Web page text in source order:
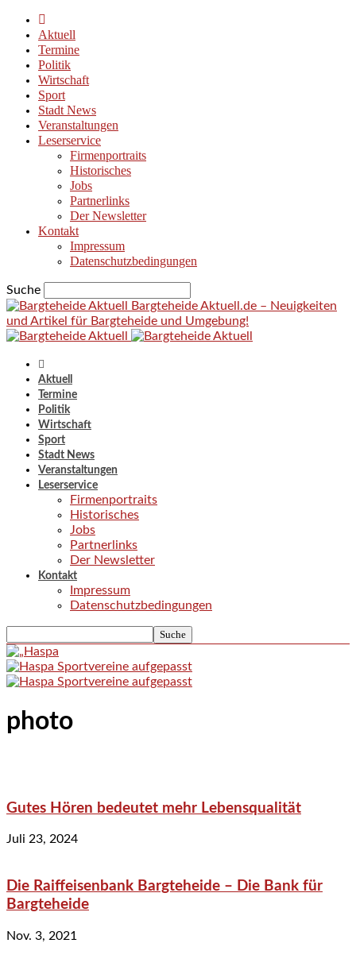
Aktuell
Termine
Politik
Wirtschaft
Sport
Stadt News
Veranstaltungen
Leserservice
Firmenportraits
Historisches
Jobs
Partnerlinks
Der Newsletter
Kontakt
Impressum
Datenschutzbedingungen
Suche
Bargteheide Aktuell.de – Neuigkeiten
und Artikel für Bargteheide und Umgebung!
Aktuell
Termine
Politik
Wirtschaft
Sport
Stadt News
Veranstaltungen
Leserservice
Firmenportraits
Historisches
Jobs
Partnerlinks
Der Newsletter
Kontakt
Impressum
Datenschutzbedingungen
photo
Gutes Hören bedeutet mehr Lebensqualität
Juli 23, 2024
Die Raiffeisenbank Bargteheide – Die Bank für
Bargteheide
Nov. 3, 2021